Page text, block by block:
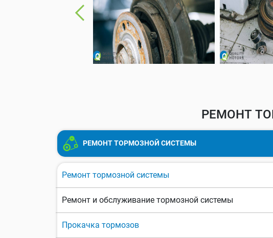
РЕМОНТ
РЕМОНТ ТОРМОЗНОЙ СИСТЕМЫ
Ремонт тормозной системы
Ремонт и обслуживание тормозной системы
Прокачка тормозов